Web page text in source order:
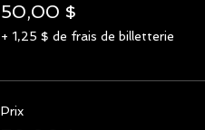
50,00 $
+ 1,25 $ de frais de billetterie
Prix